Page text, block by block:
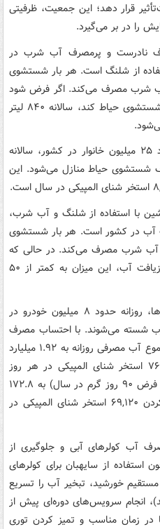
نفر را تحت‌تأثیر قرار دهد؛ این جمعیت، ظرفیتی
را در بر می‌گیرد.
نادرست و پرمصرف آب شرب در
از شلنگ است. هر بار شستشوی
متری، حدود ۷۰ لیتر آب شرب مصرف می‌کند. اگر فرض شود
هر خانوار ماهیانه یک بار اقدام به شستشوی حیاط کند، سالانه ۸۴۰ لیتر
بنا بر این گزارش، با احتساب حدود ۲۵ میلیون خانوار در کشور، سالانه
صرف شستشوی حیاط منازل می‌شود. این
با استفاده از شلنگ و آب شرب،
آب در کشور است. هر بار شستشوی
با شلنگ حدود ۲۴۰ لیتر آب شرب مصرف می‌کند. در حالی که
در کارواش‌های مجهز به سیستم بازیافت آب، این میزان به کمتر از ۵۰
این گزارش می‌افزاید بر اساس آمارها، روزانه حدود ۸ میلیون خودرو در
شسته می‌شوند. با احتساب مصرف
۲۴۰ لیتری برای هر بار شستشو، مجموع آب مصرفی روزانه به ۱.۹۲ میلیارد
لیتر می‌رسد که معادل پر کردن ۷۶۸ استخر شنای المپیکی در هر روز
است. این رقم در مقیاس سالانه (با فرض ۹۰ روز گرم در سال) به ۱۷۲.۸
میلیارد لیتر می‌رسد که معادل پر کردن ۶۹,۱۲۰ استخر شنای المپیکی در
آب کولرهای آبی و جلوگیری از
استفاده از سایهبان برای کولرهای
خورشید، تبخیر آب را تسریع
انجام سرویس‌های دوره‌ای پیش از
زمان مناسب و تمیز کردن توری